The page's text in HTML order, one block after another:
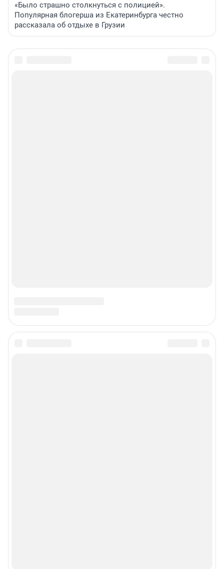
«Было страшно столкнуться с полицией».
Популярная блогерша из Екатеринбурга честно
рассказала об отдыхе в Грузии